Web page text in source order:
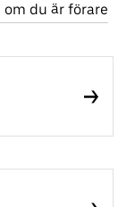
om du är förare